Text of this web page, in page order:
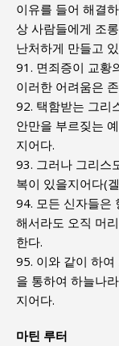
이유를 들어 해결
상 사람들에게 조
난처하게 만들고
91. 면죄증이 교황
이러한 어려움은
92. 택함받는 그리
안만을 부르짖는
지어다.
93. 그러나 그리스
복이 있을지어다(
94. 모든 신자들은
해서라도 오직 머
한다.
95. 이와 같이 하
을 통하여 하늘나
지어다.
마틴 루터